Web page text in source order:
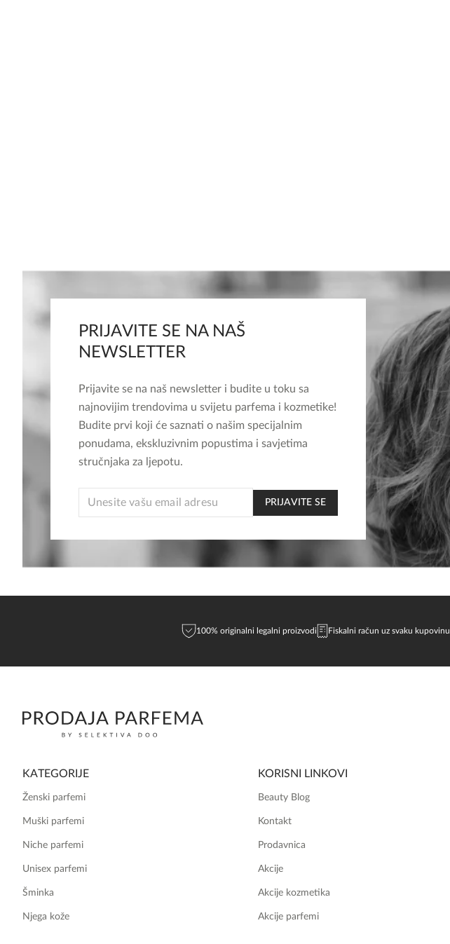
PRIJAVITE SE NA NAŠ
NEWSLETTER
Prijavite se na naš newsletter i budite u toku sa
najnovijim trendovima u svijetu parfema i kozmetike!
Budite prvi koji će saznati o našim specijalnim
ponudama, ekskluzivnim popustima i savjetima
stručnjaka za ljepotu.
EMAIL
PRIJAVITE SE
100% originalni legalni proizvodi Fiskalni račun uz svaku kupovinu
KATEGORIJE
Ženski parfemi
Muški parfemi
Niche parfemi
Unisex parfemi
Šminka
Njega kože
KORISNI LINKOVI
Beauty Blog
Kontakt
Prodavnica
Akcije
Akcije kozmetika
Akcije parfemi